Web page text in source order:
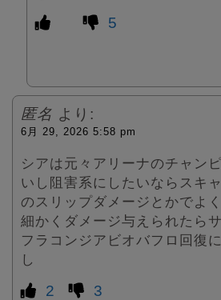
5
匿名 より:
6月 29, 2026 5:58 pm
シアは元々アリーナのチャン
いし阻害系にしたいならスキ
のスリップダメージとかでよ
細かくダメージ与えられたら
フラコンジアビオバフロ回復
し
2 3